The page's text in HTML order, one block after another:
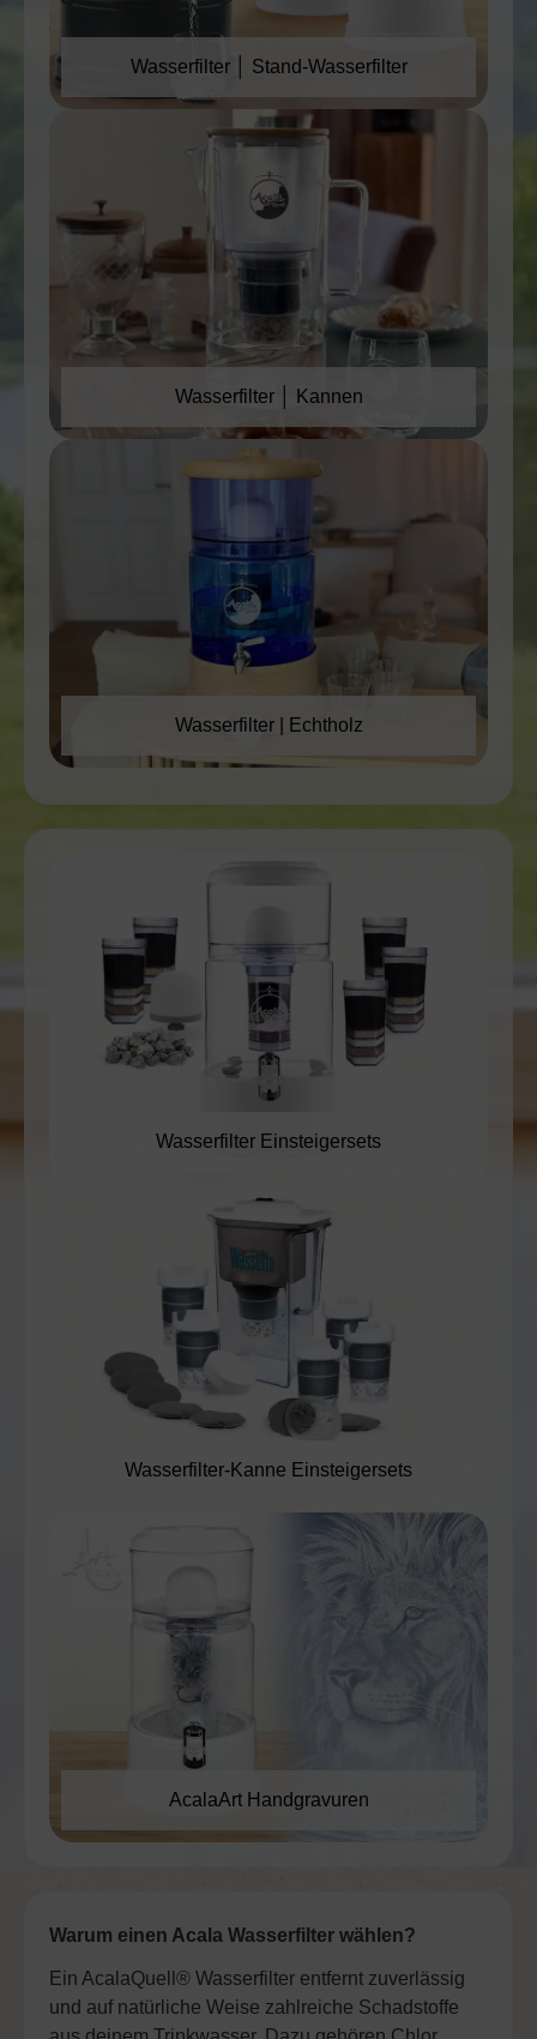
Wasserfilter │ Stand-Wasserfilter
Wasserfilter │ Kannen
Wasserfilter | Echtholz
Wasserfilter Einsteigersets
Wasserfilter-Kanne Einsteigersets
AcalaArt Handgravuren
Warum einen Acala Wasserfilter wählen?
Ein AcalaQuell® Wasserfilter entfernt zuverlässig
und auf natürliche Weise zahlreiche Schadstoffe